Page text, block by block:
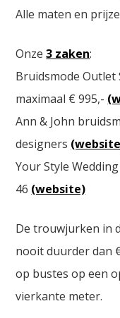
Alle maten en
Onze3 zaken:
Bruidsmode
maximaal € 995,-
Ann & John
designers
Your Style
46 (website)
De trouwjurken in
nooit duurder dan
op bustes op een
vierkante meter.